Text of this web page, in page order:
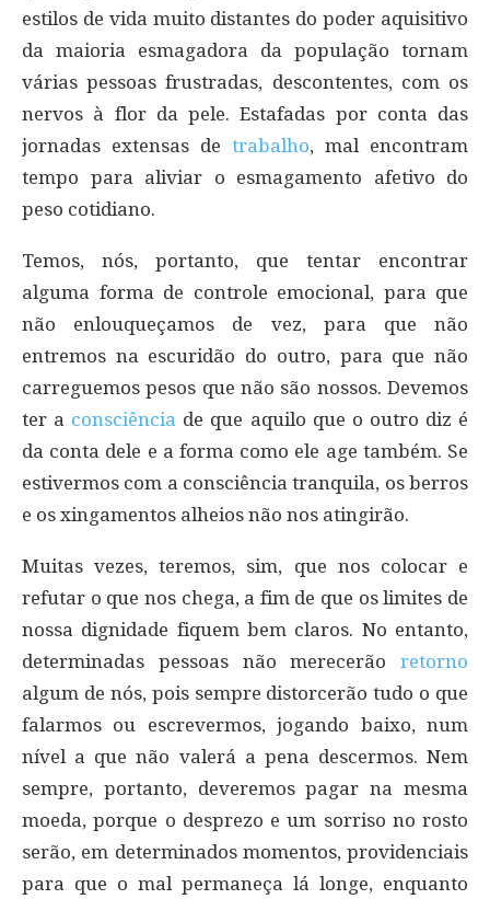
estilos de vida muito distantes do poder aquisitivo
da maioria esmagadora da população tornam
várias pessoas frustradas, descontentes, com os
nervos à flor da pele. Estafadas por conta das
jornadas extensas de trabalho, mal encontram
tempo para aliviar o esmagamento afetivo do
peso cotidiano.
Temos, nós, portanto, que tentar encontrar
alguma forma de controle emocional, para que
não enlouqueçamos de vez, para que não
entremos na escuridão do outro, para que não
carreguemos pesos que não são nossos. Devemos
ter a consciência de que aquilo que o outro diz é
da conta dele e a forma como ele age também. Se
estivermos com a consciência tranquila, os berros
e os xingamentos alheios não nos atingirão.
Muitas vezes, teremos, sim, que nos colocar e
refutar o que nos chega, a fim de que os limites de
nossa dignidade fiquem bem claros. No entanto,
determinadas pessoas não merecerão retorno
algum de nós, pois sempre distorcerão tudo o que
falarmos ou escrevermos, jogando baixo, num
nível a que não valerá a pena descermos. Nem
sempre, portanto, deveremos pagar na mesma
moeda, porque o desprezo e um sorriso no rosto
serão, em determinados momentos, providenciais
para que o mal permaneça lá longe, enquanto